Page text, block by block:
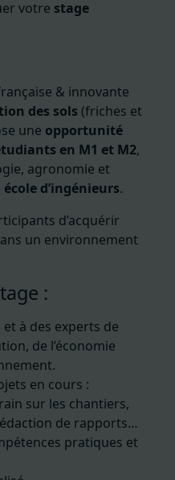
votre stage
& innovante
des sols (friches et
une opportunité
en M1 et M2,
agronomie et
école d’ingénieurs.
d’acquérir
un environnement
:
à des experts de
de l’économie
en cours :
sur les chantiers,
de rapports…
pratiques et